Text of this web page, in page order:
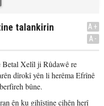
talankirin
A+
A-
Betal Xelîl ji Rûdawê re
dîrokî yên li herêma Efrînê
bûne.
ên ku gihîştine cihên herî